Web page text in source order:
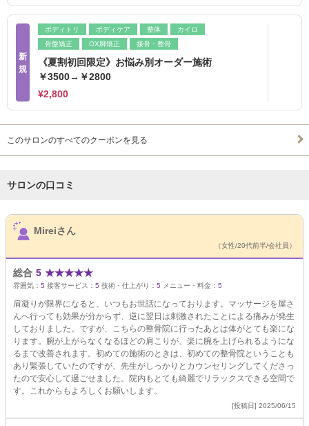
新
規
ボディトリ ボディケア 整体
カイロ
骨盤矯正
OX脚矯正 接骨・整骨
《夏割初回限定》お悩み別オーダー施術
￥3500→￥2800
¥2,800
このサロンのすべてのクーポンを見る
サロンの口コミ
サロンPick Up
Mireiさん
（女性/20代前半/会社員）
総合 5 ★★★★★
雰囲気： 5 接客サービス： 5 技術・仕上がり： 5 メニュー・料金： 5
肩凝りが限界になると、いつもお世話になっております。マッサージを屋さ
んへ行っても効果が分からず、逆に翌日は刺激されたことによる痛みが発生
しておりました。ですが、こちらの整骨院に行ったあとは体がとても楽にな
ります。腕が上がらなくなるほどの肩こりが、楽に腕を上げられるようにな
るまで改善されます。初めての施術のときは、初めての整骨院ということも
あり緊張していたのですが、先生がしっかりとカウンセリングしてくださっ
たので安心して過ごせました。院内もとても綺麗でリラックスできる空間で
す。これからもよろしくお願いします。
[投稿日] 2025/06/15